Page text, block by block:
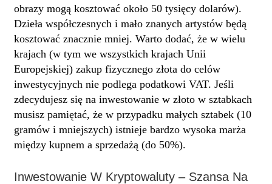
obrazy mogą kosztować około 50 tysięcy dolarów).
Dzieła współczesnych i mało znanych artystów będą
kosztować znacznie mniej. Warto dodać, że w wielu
krajach (w tym we wszystkich krajach Unii
Europejskiej) zakup fizycznego złota do celów
inwestycyjnych nie podlega podatkowi VAT. Jeśli
zdecydujesz się na inwestowanie w złoto w sztabkach
musisz pamiętać, że w przypadku małych sztabek (10
gramów i mniejszych) istnieje bardzo wysoka marża
między kupnem a sprzedażą (do 50%).
Inwestowanie W Kryptowaluty – Szansa Na